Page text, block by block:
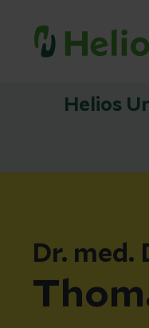
Helios
Dr. med.